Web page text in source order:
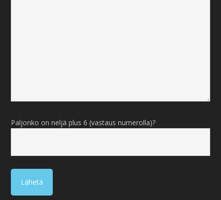
Paljonko on neljä plus 6 (vastaus numerolla)?